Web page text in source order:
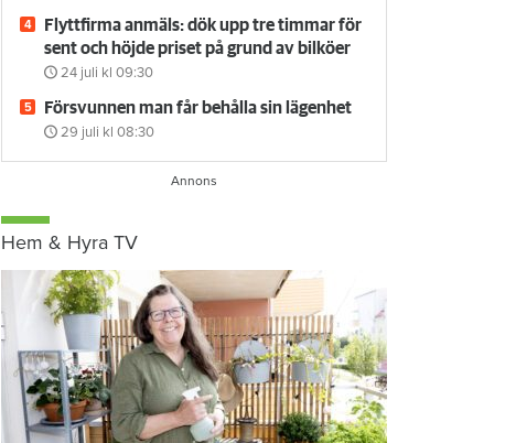
Flyttfirma anmäls: dök upp tre timmar för
sent och höjde priset på grund av bilköer
24 juli kl 09:30
Försvunnen man får behålla sin lägenhet
29 juli kl 08:30
Hem & Hyra TV